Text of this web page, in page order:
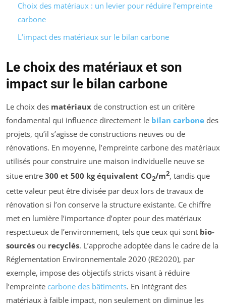
Choix des matériaux : un levier pour réduire l’empreinte
carbone
L’impact des matériaux sur le bilan carbone
Le choix des matériaux et son
impact sur le bilan carbone
Le choix des matériaux de construction est un critère
fondamental qui influence directement le bilan carbone des
projets, qu’il s’agisse de constructions neuves ou de
rénovations. En moyenne, l’empreinte carbone des matériaux
utilisés pour construire une maison individuelle neuve se
situe entre 300 et 500 kg équivalent CO2/m2, tandis que
cette valeur peut être divisée par deux lors de travaux de
rénovation si l’on conserve la structure existante. Ce chiffre
met en lumière l’importance d’opter pour des matériaux
respectueux de l’environnement, tels que ceux qui sont bio-
sourcés ou recyclés. L’approche adoptée dans le cadre de la
Réglementation Environnementale 2020 (RE2020), par
exemple, impose des objectifs stricts visant à réduire
l’empreinte carbone des bâtiments. En intégrant des
matériaux à faible impact, non seulement on diminue les